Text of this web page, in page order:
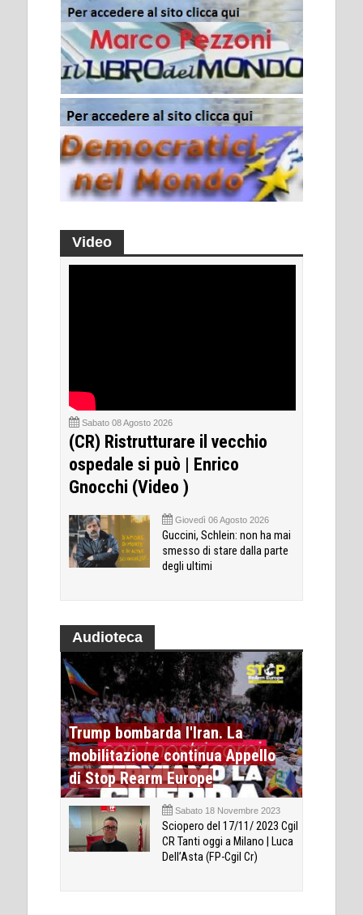
Video
Sabato 08 Agosto 2026
(CR) Ristrutturare il vecchio
ospedale si può | Enrico
Gnocchi (Video )
Giovedì 06 Agosto 2026
Guccini, Schlein: non ha mai
smesso di stare dalla parte
degli ultimi
Audioteca
Trump bombarda l'Iran. La
mobilitazione continua Appello
di Stop Rearm Europe
Sabato 18 Novembre 2023
Sciopero del 17/11/ 2023 Cgil
CR Tanti oggi a Milano | Luca
Dell’Asta (FP-Cgil Cr)